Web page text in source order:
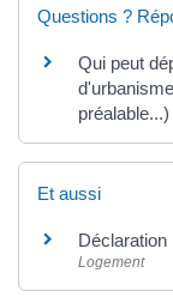
Questions ?
Qui peut
préalable...)
Et aussi
Déclaration
Logement